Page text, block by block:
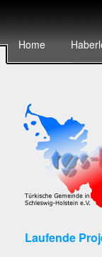
Home
Laufende